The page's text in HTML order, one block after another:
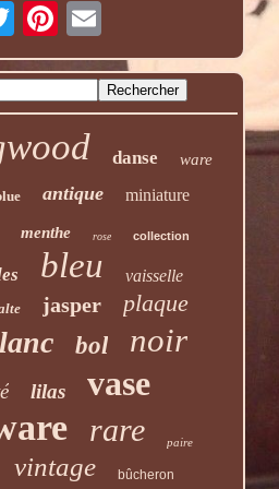
danse ware
antique miniature
menthe rose collection
bleu vaisselle
jasper plaque
bol noir
lilas vase
rare paire
vintage bûcheron